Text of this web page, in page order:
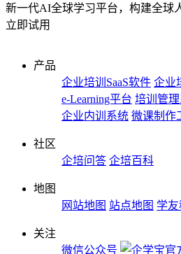
新一代AI全球学习平台，构建全球
立即试用
产品
企业培训SaaS软件 企业
e-Learning平台 培训管
企业内训系统 微课制作
社区
企培问答 企培百科
地图
网站地图 站点地图 学
关注
微信公众号